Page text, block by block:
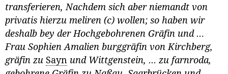
transferieren, Nachdem sich aber niemandt von
privatis hierzu meliren (c) wollen; so haben wir
deshalb bey der Hochgebohrenen Gräfin und …
Frau Sophien Amalien burggräfin von Kirchberg,
gräfin zu Sayn und Wittgenstein, ... zu farnroda,